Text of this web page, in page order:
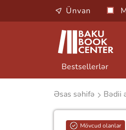
Ünvan
Bestsellerlər
Əsas səhifə Bədii
Mövcud olanlar